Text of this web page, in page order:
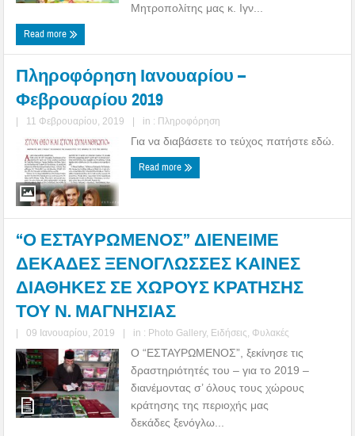
Μητροπολίτης μας κ. Ιγν...
Read more
Πληροφόρηση Ιανουαρίου –
Φεβρουαρίου 2019
| 11 Φεβρουαρίου, 2019 | in : Πληροφόρηση
Για να διαβάσετε το τεύχος πατήστε εδώ.
Read more
“Ο ΕΣΤΑΥΡΩΜΕΝΟΣ” ΔΙΕΝΕΙΜΕ
ΔΕΚΑΔΕΣ ΞΕΝΟΓΛΩΣΣΕΣ ΚΑΙΝΕΣ
ΔΙΑΘΗΚΕΣ ΣΕ ΧΩΡΟΥΣ ΚΡΑΤΗΣΗΣ
ΤΟΥ Ν. ΜΑΓΝΗΣΙΑΣ
| 09 Ιανουαρίου, 2019 | in : Photo Gallery, Ειδήσεις Φυλακές
Ο “ΕΣΤΑΥΡΩΜΕΝΟΣ”, ξεκίνησε τις
δραστηριότητές του – για το 2019 –
διανέμοντας σ’ όλους τους χώρους
κράτησης της περιοχής μας
δεκάδες ξενόγλω...